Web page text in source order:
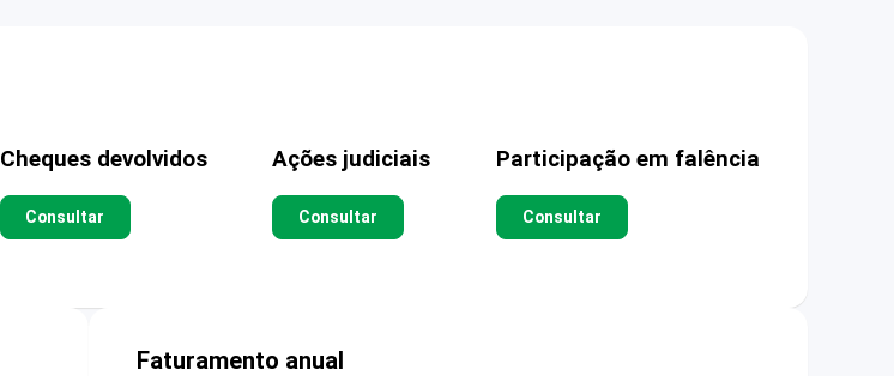
Cheques devolvidos
Consultar
Ações judiciais
Consultar
Participação em falência
Consultar
Faturamento anual